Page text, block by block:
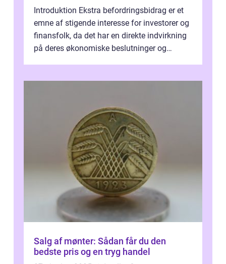
Introduktion Ekstra befordringsbidrag er et
emne af stigende interesse for investorer og
finansfolk, da det har en direkte indvirkning
på deres økonomiske beslutninger og
Salg af mønter: Sådan får du den
bedste pris og en tryg handel